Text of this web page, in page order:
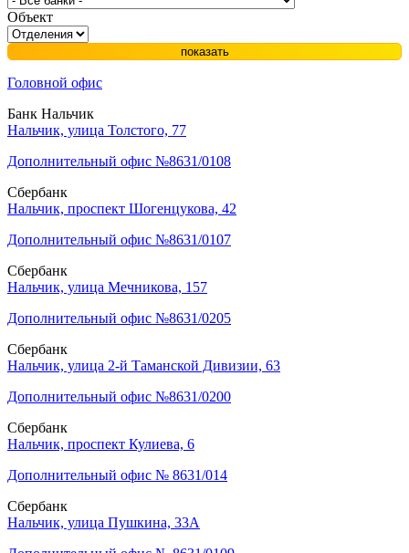
Объект
показать
Головной офис
Банк Нальчик
Нальчик, улица Толстого, 77
Дополнительный офис №8631/0108
Сбербанк
Нальчик, проспект Шогенцукова, 42
Дополнительный офис №8631/0107
Сбербанк
Нальчик, улица Мечникова, 157
Дополнительный офис №8631/0205
Сбербанк
Нальчик, улица 2-й Таманской Дивизии, 63
Дополнительный офис №8631/0200
Сбербанк
Нальчик, проспект Кулиева, 6
Дополнительный офис № 8631/014
Сбербанк
Нальчик, улица Пушкина, 33А